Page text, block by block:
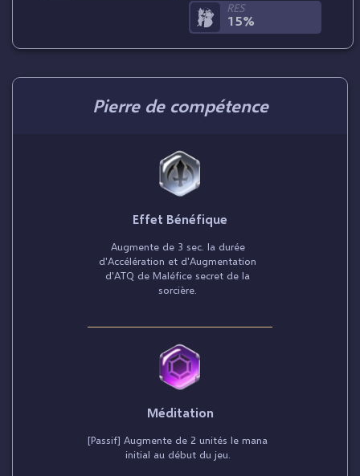
RES
15%
Pierre de compétence
Effet Bénéfique
Augmente de 3 sec. la durée
d'Accélération et d'Augmentation
d'ATQ de Maléfice secret de la
sorcière.
Méditation
[Passif] Augmente de 2 unités le mana
initial au début du jeu.